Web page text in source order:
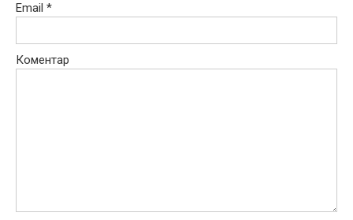
Email *
Коментар